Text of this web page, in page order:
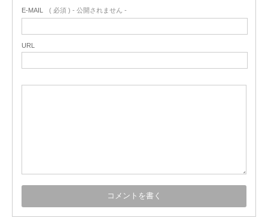
E-MAIL ( 必須 ) - 公開されません -
URL